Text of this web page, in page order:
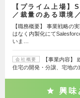
【プライム上場
／裁量のある環境
【職務概要】 事業戦略の
はなく内製化にて
いま…
会社概要
【事業内容】
住宅の開発・分譲、宅地
興味